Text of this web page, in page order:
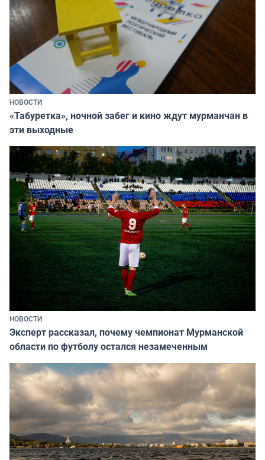
НОВОСТИ
«Табуретка», ночной забег и кино ждут мурманчан в
эти выходные
НОВОСТИ
Эксперт рассказал, почему чемпионат Мурманской
области по футболу остался незамеченным